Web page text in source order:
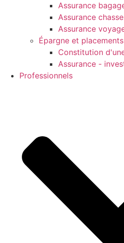
Assurance
Assurance chasse
Assurance
Épargne et placements
Constitution
Assurance -
Professionnels